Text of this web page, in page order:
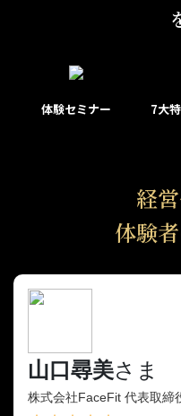
体験セミナー 7大
経
体験
山口尋美さま
株式会社FaceFit 代表取締